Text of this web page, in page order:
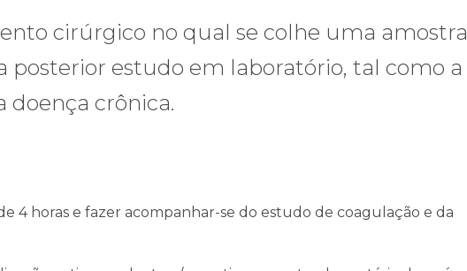
cirúrgico no qual se colhe uma amostra
posterior estudo em laboratório, tal como a
crônica.
4 horas e fazer acompanhar-se do estudo de coagulação e da